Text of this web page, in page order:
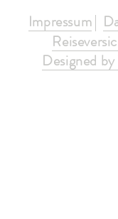
Impressum
Designed